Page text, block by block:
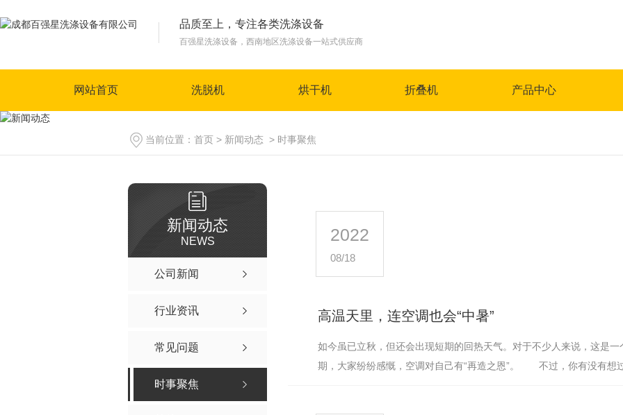
品质至上，专注各类洗涤设备
百强星洗涤设备，西南地区洗涤设备一站式供应商
网站首页 洗脱机 烘干机 折叠机 产品中心
当前位置： 首页 > 新闻动态 > 时事聚焦
新闻动态
NEWS
公司新闻
行业资讯
常见问题
时事聚焦
2022
08/18
高温天里，连空调也会“中暑”
如今虽已立秋，但还会出现短期的回热天气。对于不少人来说，这是一
期，大家纷纷感慨，空调对自己有“再造之恩”。 不过，你有没有想